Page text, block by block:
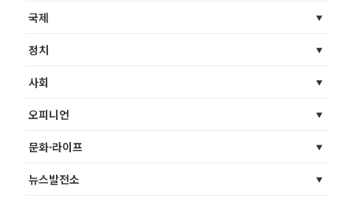
국제
정치
사회
오피니언
문화·라이프
뉴스발전소